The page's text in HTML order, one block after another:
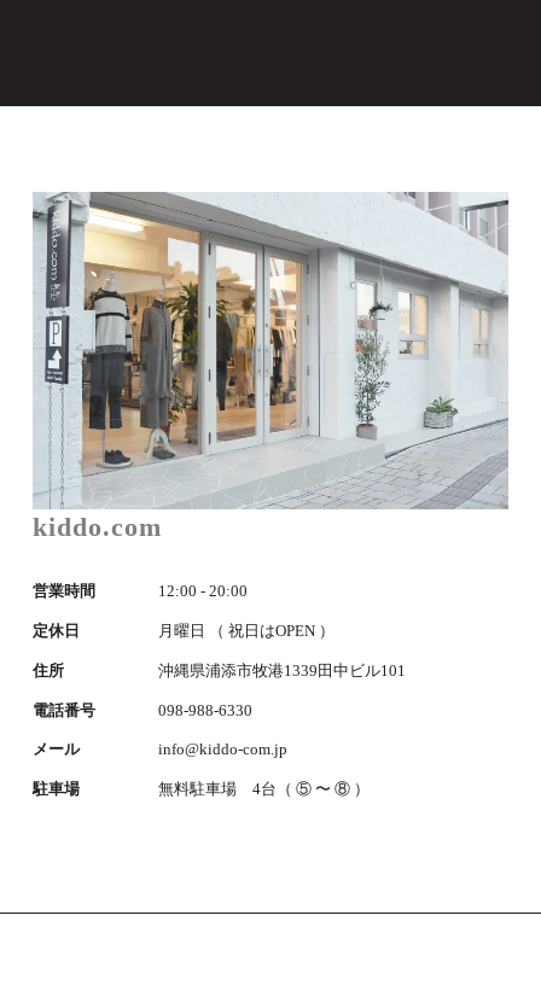
kiddo.com
営業時間 12:00 - 20:00
定休日 月曜日 （ 祝日はOPEN ）
住所 沖縄県浦添市牧港1339田中ビル101
電話番号 098-988-6330
メール info@kiddo-com.jp
駐車場 無料駐車場 4台（ ⑤ 〜 ⑧ ）